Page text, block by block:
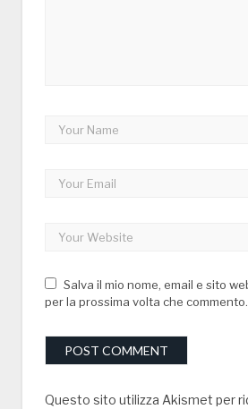
Salva il mio nome, email e sito
per la prossima volta che commento.
Questo sito utilizza Akismet per